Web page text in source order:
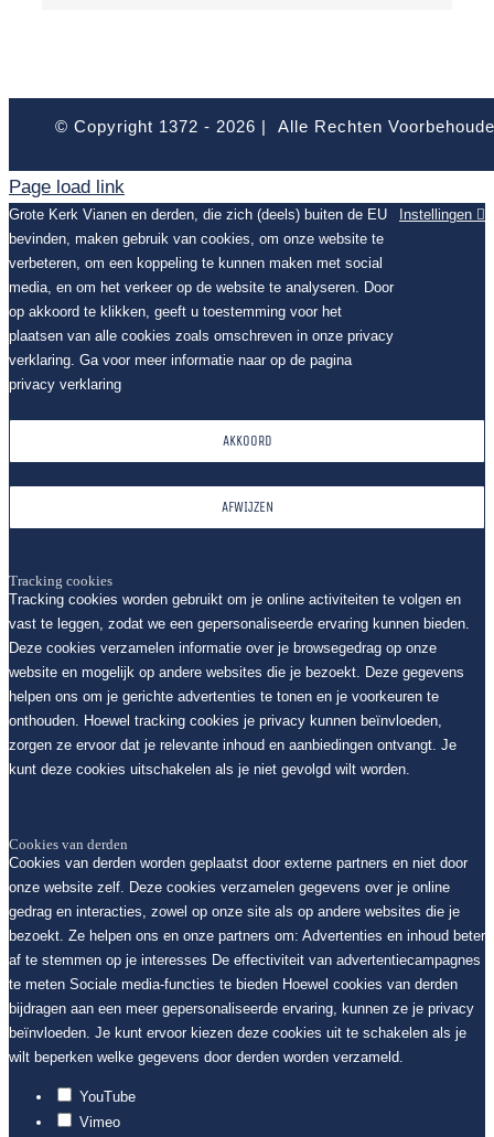
© Copyright 1372 - 2026 | Alle Rechten
Page load link
Grote Kerk Vianen en derden, die zich (deels) buiten de EU
bevinden, maken gebruik van cookies, om onze website te
verbeteren, om een koppeling te kunnen maken met social
media, en om het verkeer op de website te analyseren. Door
op akkoord te klikken, geeft u toestemming voor het
plaatsen van alle cookies zoals omschreven in onze privacy
verklaring. Ga voor meer informatie naar op de pagina
privacy verklaring
Instellingen
AKKOORD
AFWIJZEN
Tracking cookies
Tracking cookies worden gebruikt om je online activiteiten te volgen en
vast te leggen, zodat we een gepersonaliseerde ervaring kunnen bieden.
Deze cookies verzamelen informatie over je browsegedrag op onze
website en mogelijk op andere websites die je bezoekt. Deze gegevens
helpen ons om je gerichte advertenties te tonen en je voorkeuren te
onthouden. Hoewel tracking cookies je privacy kunnen beïnvloeden,
zorgen ze ervoor dat je relevante inhoud en aanbiedingen ontvangt. Je
kunt deze cookies uitschakelen als je niet gevolgd wilt worden.
Cookies van derden
Cookies van derden worden geplaatst door externe partners en niet door
onze website zelf. Deze cookies verzamelen gegevens over je online
gedrag en interacties, zowel op onze site als op andere websites die je
bezoekt. Ze helpen ons en onze partners om: Advertenties en inhoud beter
af te stemmen op je interesses De effectiviteit van advertentiecampagnes
te meten Sociale media-functies te bieden Hoewel cookies van derden
bijdragen aan een meer gepersonaliseerde ervaring, kunnen ze je privacy
beïnvloeden. Je kunt ervoor kiezen deze cookies uit te schakelen als je
wilt beperken welke gegevens door derden worden verzameld.
YouTube
Vimeo